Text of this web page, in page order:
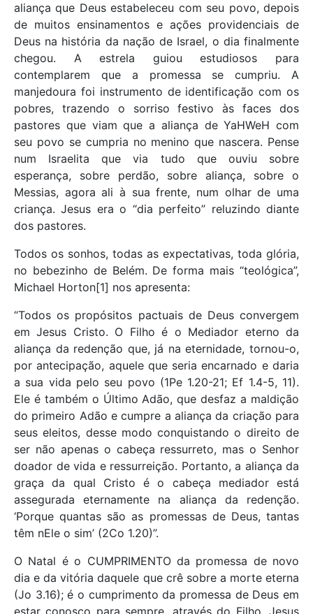
aliança que Deus estabeleceu com seu povo, depois
de muitos ensinamentos e ações providenciais de
Deus na história da nação de Israel, o dia finalmente
chegou. A estrela guiou estudiosos para
contemplarem que a promessa se cumpriu. A
manjedoura foi instrumento de identificação com os
pobres, trazendo o sorriso festivo às faces dos
pastores que viam que a aliança de YaHWeH com
seu povo se cumpria no menino que nascera. Pense
num Israelita que via tudo que ouviu sobre
esperança, sobre perdão, sobre aliança, sobre o
Messias, agora ali à sua frente, num olhar de uma
criança. Jesus era o “dia perfeito” reluzindo diante
dos pastores.
Todos os sonhos, todas as expectativas, toda glória,
no bebezinho de Belém. De forma mais “teológica”,
Michael Horton[1] nos apresenta:
“Todos os propósitos pactuais de Deus convergem
em Jesus Cristo. O Filho é o Mediador eterno da
aliança da redenção que, já na eternidade, tornou-o,
por antecipação, aquele que seria encarnado e daria
a sua vida pelo seu povo (1Pe 1.20-21; Ef 1.4-5, 11).
Ele é também o Último Adão, que desfaz a maldição
do primeiro Adão e cumpre a aliança da criação para
seus eleitos, desse modo conquistando o direito de
ser não apenas o cabeça ressurreto, mas o Senhor
doador de vida e ressurreição. Portanto, a aliança da
graça da qual Cristo é o cabeça mediador está
assegurada eternamente na aliança da redenção.
‘Porque quantas são as promessas de Deus, tantas
têm nEle o sim’ (2Co 1.20)”.
O Natal é o CUMPRIMENTO da promessa de novo
dia e da vitória daquele que crê sobre a morte eterna
(Jo 3.16); é o cumprimento da promessa de Deus em